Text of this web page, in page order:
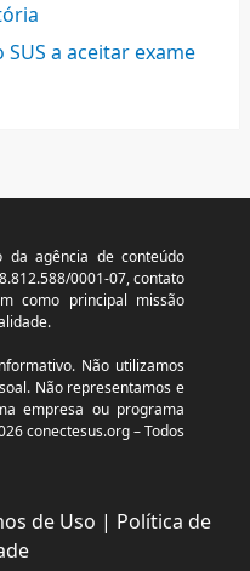
a aceitar exame
da agência de conteúdo
0001-07, contato
como principal missão
Não utilizamos
Não representamos e
empresa ou programa
conectesus.org – Todos
de Uso | Política de